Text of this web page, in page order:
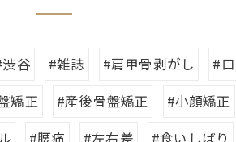
谷 #雑誌 #肩甲骨剥がし #
矯正 #産後骨盤矯正 #小顔矯正
#腰痛 #左右差 #食いしばり